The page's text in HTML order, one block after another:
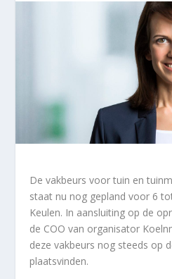
De vakbeurs voor tuin en
staat nu nog gepland voor 6
Keulen. In aansluiting op de
de COO van organisator
deze vakbeurs nog steeds op
plaatsvinden.